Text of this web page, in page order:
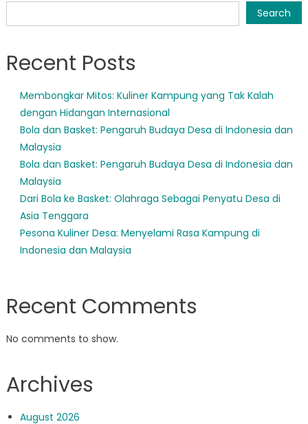
PPDB
Paser
Search
Recent Posts
Membongkar Mitos: Kuliner Kampung yang Tak Kalah
dengan Hidangan Internasional
Bola dan Basket: Pengaruh Budaya Desa di Indonesia dan
Malaysia
Bola dan Basket: Pengaruh Budaya Desa di Indonesia dan
Malaysia
Dari Bola ke Basket: Olahraga Sebagai Penyatu Desa di
Asia Tenggara
Pesona Kuliner Desa: Menyelami Rasa Kampung di
Indonesia dan Malaysia
Recent Comments
No comments to show.
Archives
August 2026